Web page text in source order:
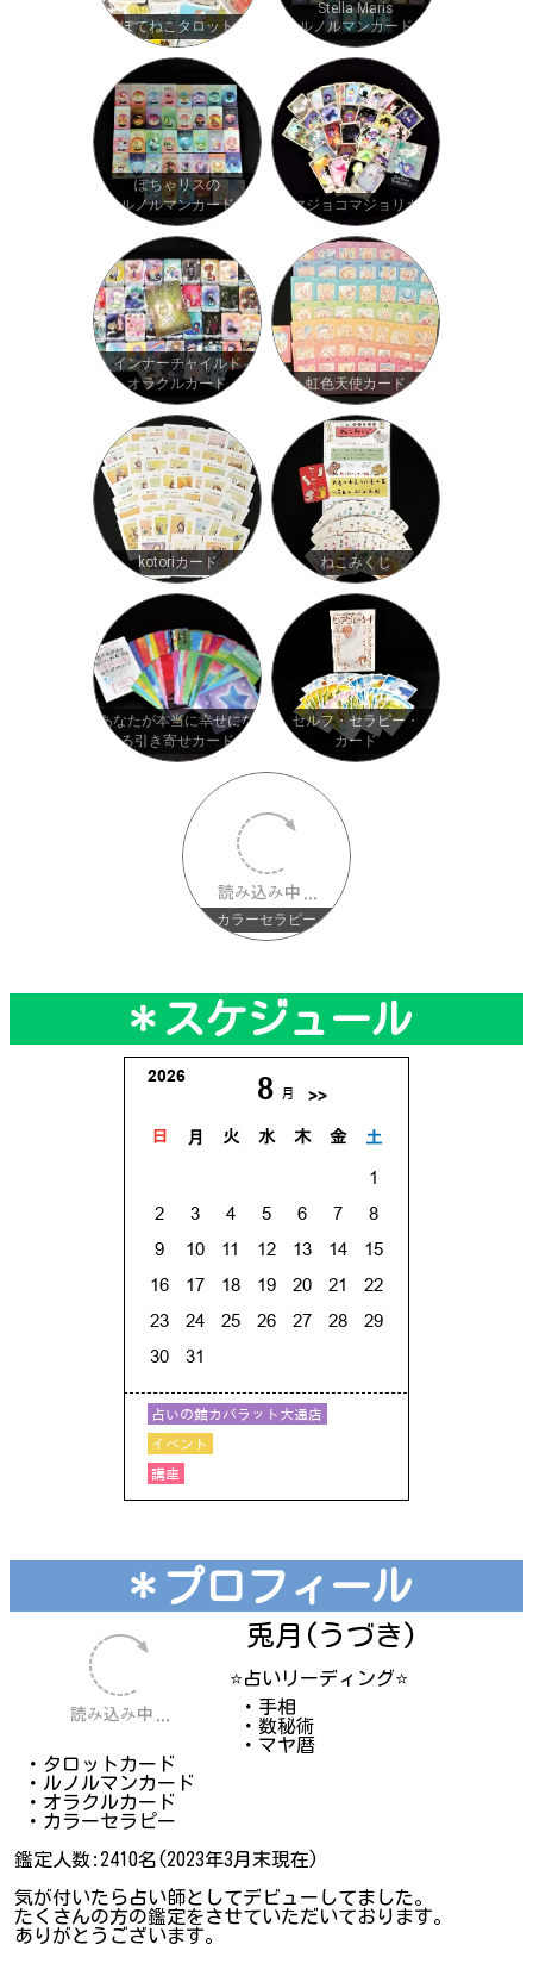
ぽてねこタロット
Stella Maris
ルノルマンカード
ぽちゃリスの
ルノルマンカード
マジョコマジョリカ
インナーチャイルド
オラクルカード
虹色天使カード
kotoriカード ねこみくじ
あなたが本当に幸せにな
る引き寄せカード
セルフ・セラピー・
カード
カラーセラピー
＊スケジュール
＊プロフィール
兎月(うづき)
⭐占いリーディング⭐
・手相
・数秘術
・マヤ暦
・タロットカード
・ルノルマンカード
・オラクルカード
・カラーセラピー
鑑定人数:2410名(2023年3月末現在)
気が付いたら占い師としてデビューしてました。
たくさんの方の鑑定をさせていただいております。
ありがとうございます。